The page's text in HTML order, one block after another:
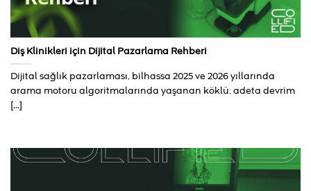
Diş Klinikleri için Dijital Pazarlama Rehberi
Dijital sağlık pazarlaması, bilhassa 2025 ve 2026 yıllarında
arama motoru algoritmalarında yaşanan köklü, adeta devrim
[...]